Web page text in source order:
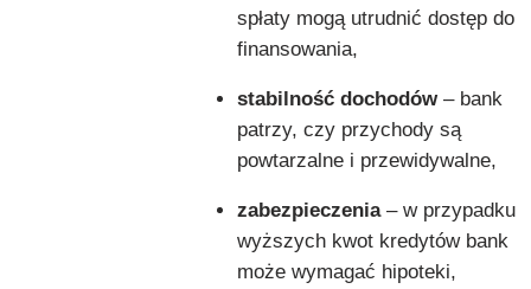
spłaty mogą utrudnić dostęp do
finansowania,
stabilność dochodów– bank
patrzy, czy przychody są
powtarzalne i przewidywalne,
zabezpieczenia– w przypadku
wyższych kwot kredytów bank
może wymagać hipoteki,